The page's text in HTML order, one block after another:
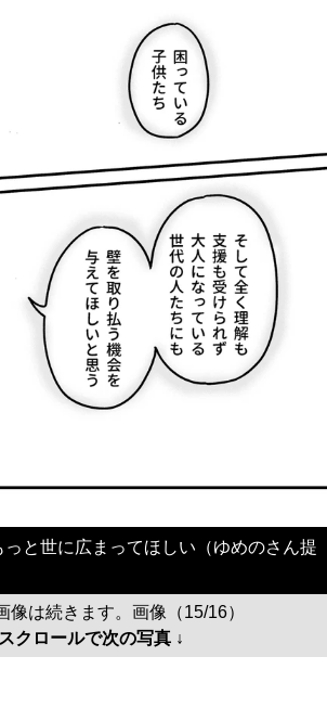
と世に広まってほしい（ゆめのさん提
像は続きます。画像（15/16）
クロールで次の写真 ↓